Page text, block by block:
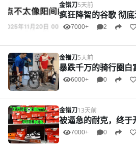
金错刀5天前
疯狂降智的谷歌 彻
7000+ 2
金错刀5天前
暴跌千万的骑行圈白
6000+ 0
金错刀13天前
被逼急的耐克，终于
7000+ 0